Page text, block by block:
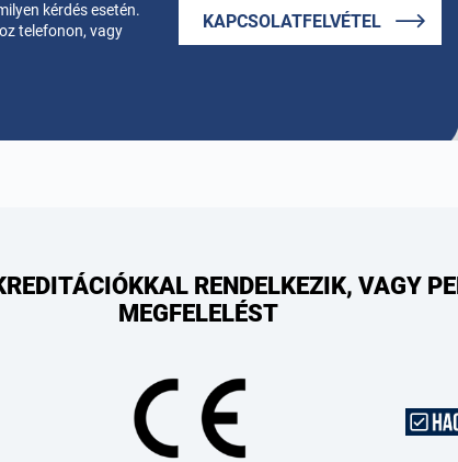
kérdés esetén.
telefonon, vagy
KAPCSOLATFELVÉTEL
RENDELKEZIK, VAGY
MEGFELELÉST